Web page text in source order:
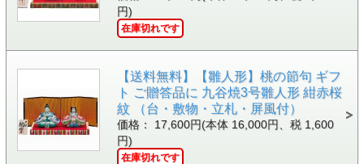
円)
在庫切れです
【送料無料】【雛人形】桃の節句 ギフ
ト ご贈答品に 九谷焼3号雛人形 紺赤桜
紋 （台・敷物・立札・屏風付）
価格： 17,600円(本体 16,000円、税 1,600
円)
在庫切れです